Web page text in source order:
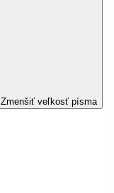
Zmenšiť veľkosť písma